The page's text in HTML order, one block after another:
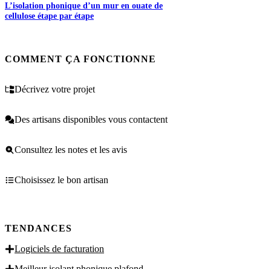
L’isolation phonique d’un mur en ouate de
cellulose étape par étape
COMMENT ÇA FONCTIONNE
Décrivez votre projet
Des artisans disponibles vous contactent
Consultez les notes et les avis
Choisissez le bon artisan
TENDANCES
Logiciels de facturation